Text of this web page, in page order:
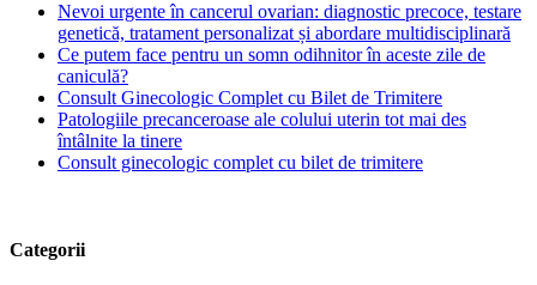
Nevoi urgente în cancerul ovarian: diagnostic precoce, testare
genetică, tratament personalizat și abordare multidisciplinară
Ce putem face pentru un somn odihnitor în aceste zile de
caniculă?
Consult Ginecologic Complet cu Bilet de Trimitere
Patologiile precanceroase ale colului uterin tot mai des
întâlnite la tinere
Consult ginecologic complet cu bilet de trimitere
Categorii